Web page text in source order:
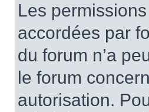
Les
accordées par
du forum n’a
le forum
autorisation.